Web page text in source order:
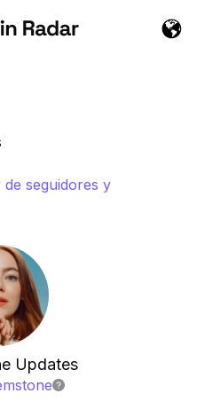
de seguidores y
Updates